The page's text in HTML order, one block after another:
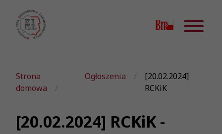
Strona
domowa
Ogłoszenia
[20.02.2024]
RCKiK
[20.02.2024] RCKiK -